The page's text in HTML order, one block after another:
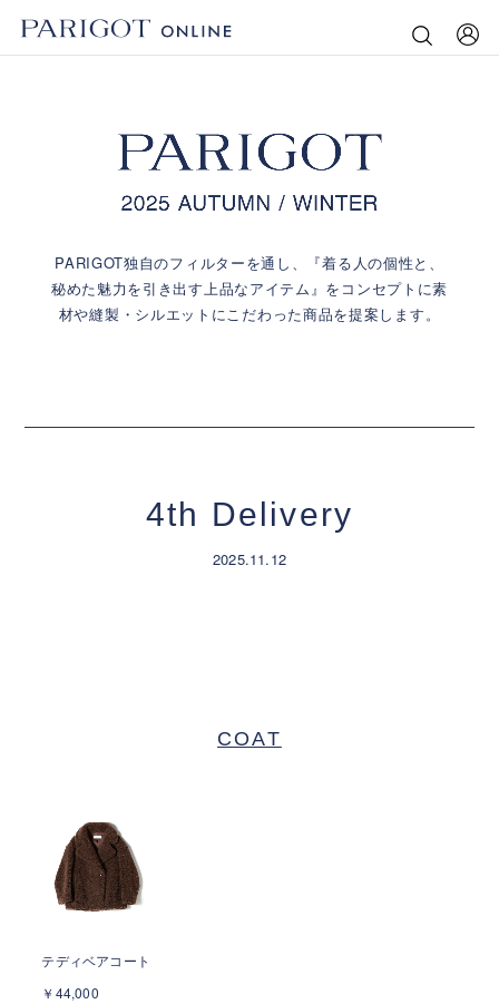
PARIGOT独自のフィルターを通し、
『着る人の個性と、
秘めた魅力を引き出す上品なアイテム』をコンセプトに素
材や縫製・シルエットにこだわった商品を提案します。
4th Delivery
2025.11.12
COAT
テディベアコート
￥44,000